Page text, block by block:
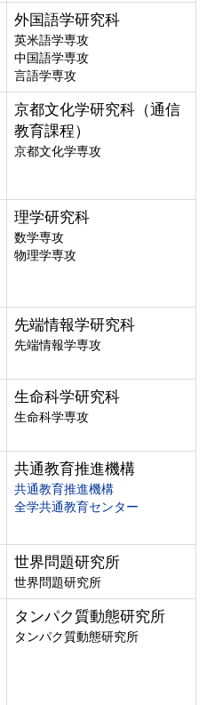
外国語学研究科
英米語学専攻
中国語学専攻
言語学専攻
京都文化学研究科（通信
教育課程）
京都文化学専攻
理学研究科
数学専攻
物理学専攻
先端情報学研究科
先端情報学専攻
生命科学研究科
生命科学専攻
共通教育推進機構
共通教育推進機構
全学共通教育センター
世界問題研究所
世界問題研究所
タンパク質動態研究所
タンパク質動態研究所